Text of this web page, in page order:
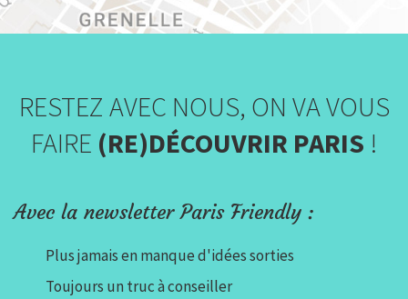
RESTEZ AVEC NOUS, ON VA VOUS
FAIRE (RE)DÉCOUVRIR PARIS !
Avec la newsletter Paris Friendly :
Plus jamais en manque d'idées sorties
Toujours un truc à conseiller